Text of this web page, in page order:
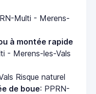
Multi - Merens-
à montée rapide
- Merens-les-Vals
Risque naturel
de boue: PPRN-